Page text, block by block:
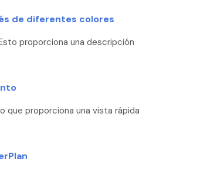
de diferentes colores
proporciona una descripción
que proporciona una vista rápida